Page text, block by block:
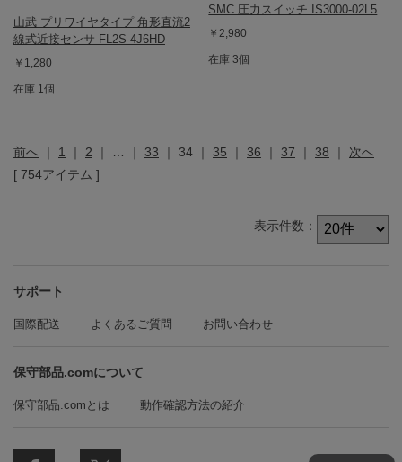
山武 プリワイヤタイプ 角形直流2
線式近接センサ FL2S-4J6HD
￥1,280
在庫 1個
SMC 圧力スイッチ IS3000-02L5
￥2,980
在庫 3個
前へ 1 2 … 33 34 35 36 37 38
次へ
[ 754アイテム ]
表示件数：
サポート
国際配送 よくあるご質問 お問い合わせ
保守部品.comについて
保守部品.comとは 動作確認方法の紹介